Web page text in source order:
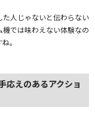
人じゃないと伝わらない
では味わえない体験なの
。
応えのあるアクショ